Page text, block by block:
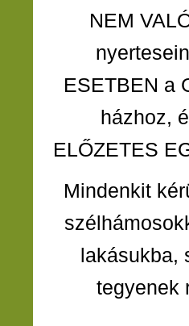
NEM
ESETBEN a
házhoz,
ELŐZETES
Mindenkit
lakásukba,
tegyenek